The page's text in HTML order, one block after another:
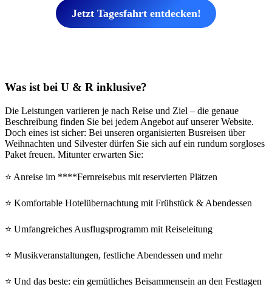
Jetzt Tagesfahrt entdecken!
Was ist bei U & R inklusive?
Die Leistungen variieren je nach Reise und Ziel – die genaue
Beschreibung finden Sie bei jedem Angebot auf unserer Website.
Doch eines ist sicher: Bei unseren organisierten Busreisen über
Weihnachten und Silvester dürfen Sie sich auf ein rundum sorgloses
Paket freuen. Mitunter erwarten Sie:
⭐️ Anreise im ****Fernreisebus mit reservierten Plätzen
⭐️ Komfortable Hotelübernachtung mit Frühstück & Abendessen
⭐️ Umfangreiches Ausflugsprogramm mit Reiseleitung
⭐️ Musikveranstaltungen, festliche Abendessen und mehr
⭐️ Und das beste: ein gemütliches Beisammensein an den Festtagen